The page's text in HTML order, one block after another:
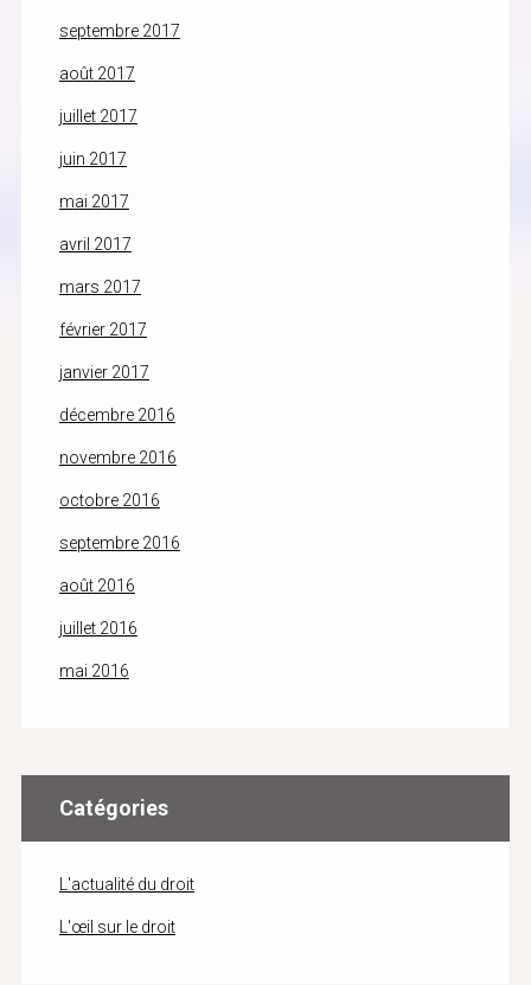
septembre 2017
août 2017
juillet 2017
juin 2017
mai 2017
avril 2017
mars 2017
février 2017
janvier 2017
décembre 2016
novembre 2016
octobre 2016
septembre 2016
août 2016
juillet 2016
mai 2016
Catégories
L'actualité du droit
L'œil sur le droit